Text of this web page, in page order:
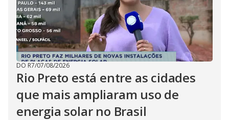
DO R7/07/08/2026
Rio Preto está entre as cidades
que mais ampliaram uso de
energia solar no Brasil